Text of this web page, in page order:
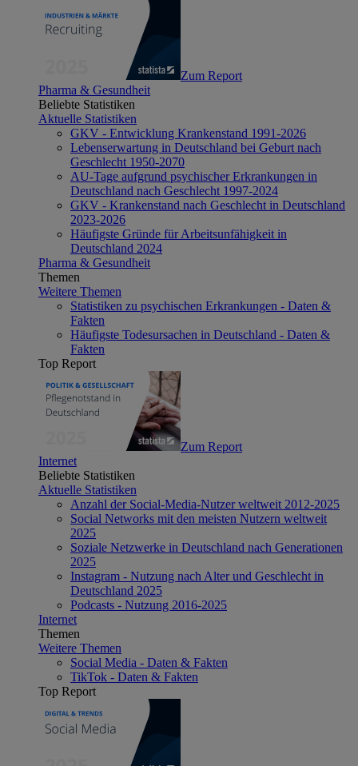
Zum Report
Pharma & Gesundheit
Beliebte Statistiken
Aktuelle Statistiken
GKV - Entwicklung Krankenstand 1991-2026
Lebenserwartung in Deutschland bei Geburt nach
Geschlecht 1950-2070
AU-Tage aufgrund psychischer Erkrankungen in
Deutschland nach Geschlecht 1997-2024
GKV - Krankenstand nach Geschlecht in Deutschland
2023-2026
Häufigste Gründe für Arbeitsunfähigkeit in
Deutschland 2024
Pharma & Gesundheit
Themen
Weitere Themen
Statistiken zu psychischen Erkrankungen - Daten &
Fakten
Häufigste Todesursachen in Deutschland - Daten &
Fakten
Top Report
Zum Report
Internet
Beliebte Statistiken
Aktuelle Statistiken
Anzahl der Social-Media-Nutzer weltweit 2012-2025
Social Networks mit den meisten Nutzern weltweit
2025
Soziale Netzwerke in Deutschland nach Generationen
2025
Instagram - Nutzung nach Alter und Geschlecht in
Deutschland 2025
Podcasts - Nutzung 2016-2025
Internet
Themen
Weitere Themen
Social Media - Daten & Fakten
TikTok - Daten & Fakten
Top Report